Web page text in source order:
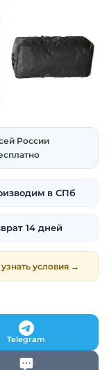
России
в СПб
14 дней
узнать условия →
Telegram